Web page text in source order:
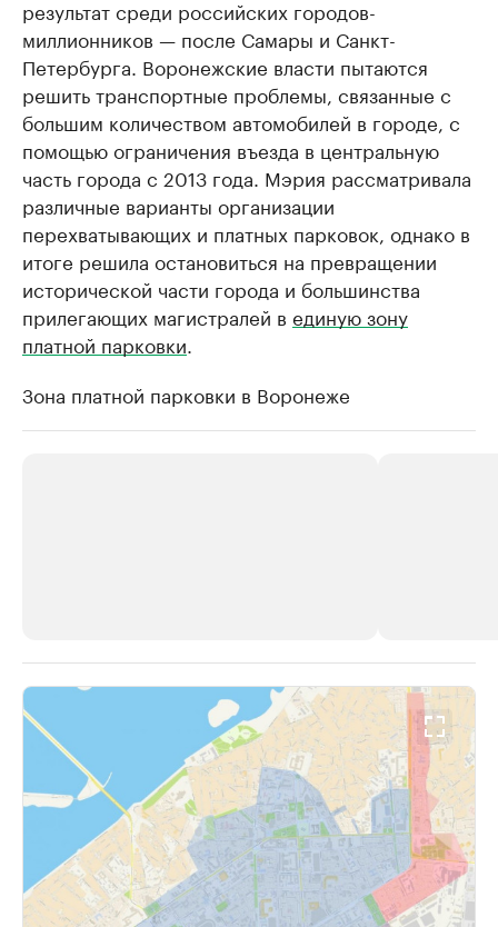
результат среди российских городов-
миллионников — после Самары и Санкт-
Петербурга. Воронежские власти пытаются
решить транспортные проблемы, связанные с
большим количеством автомобилей в городе, с
помощью ограничения въезда в центральную
часть города с 2013 года. Мэрия рассматривала
различные варианты организации
перехватывающих и платных парковок, однако в
итоге решила остановиться на превращении
исторической части города и большинства
прилегающих магистралей в единую зону
платной парковки.
Зона платной парковки в Воронеже
РБК Компании
Делитесь новостями бизнеса на РБК
Управляйте страницей компании и развивайте личные
бренды спикеров бизнеса
РБК Компании
Посмотрите